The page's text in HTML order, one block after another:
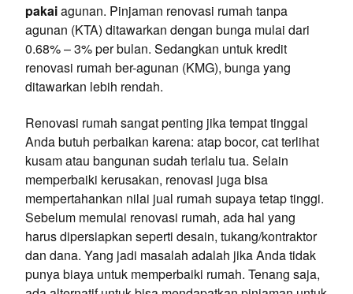
pakaiagunan. Pinjaman renovasi rumah tanpa
agunan (KTA) ditawarkan dengan bunga mulai dari
0.68% – 3% per bulan. Sedangkan untuk kredit
renovasi rumah ber-agunan (KMG), bunga yang
ditawarkan lebih rendah.
Renovasi rumah sangat penting jika tempat tinggal
Anda butuh perbaikan karena: atap bocor, cat terlihat
kusam atau bangunan sudah terlalu tua. Selain
memperbaiki kerusakan, renovasi juga bisa
mempertahankan nilai jual rumah supaya tetap tinggi.
Sebelum memulai renovasi rumah, ada hal yang
harus dipersiapkan seperti desain, tukang/kontraktor
dan dana. Yang jadi masalah adalah jika Anda tidak
punya biaya untuk memperbaiki rumah. Tenang saja,